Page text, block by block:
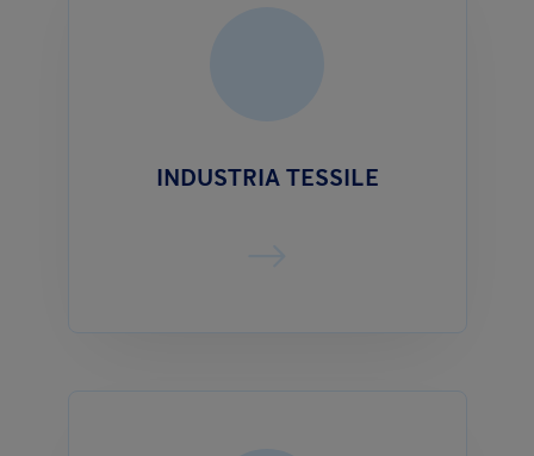
INDUSTRIA TESSILE